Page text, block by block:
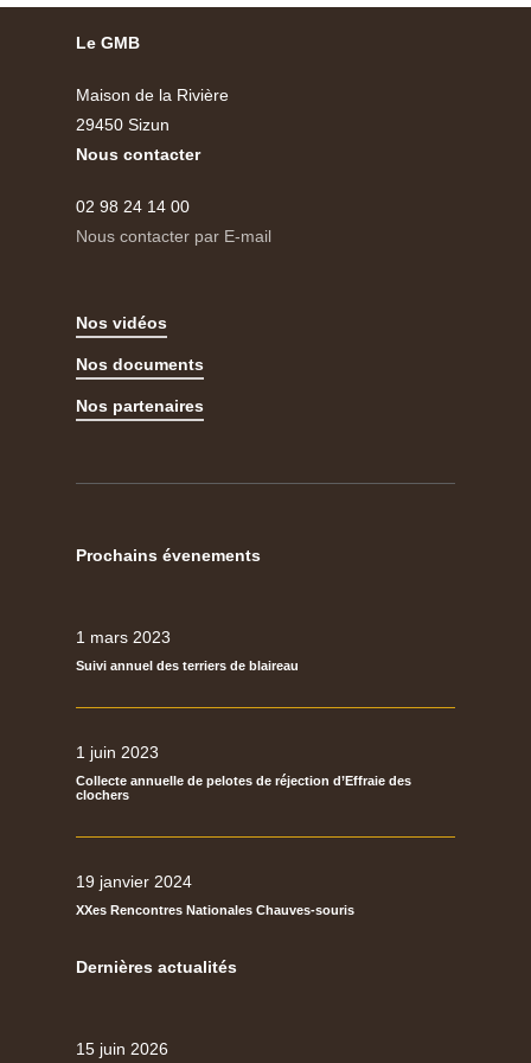
Le GMB
Maison de la Rivière
29450 Sizun
Nous contacter
02 98 24 14 00
Nous contacter par E-mail
Nos vidéos
Nos documents
Nos partenaires
Prochains évenements
1 mars 2023
Suivi annuel des terriers de blaireau
1 juin 2023
Collecte annuelle de pelotes de réjection d’Effraie des
clochers
19 janvier 2024
XXes Rencontres Nationales Chauves-souris
Dernières actualités
15 juin 2026